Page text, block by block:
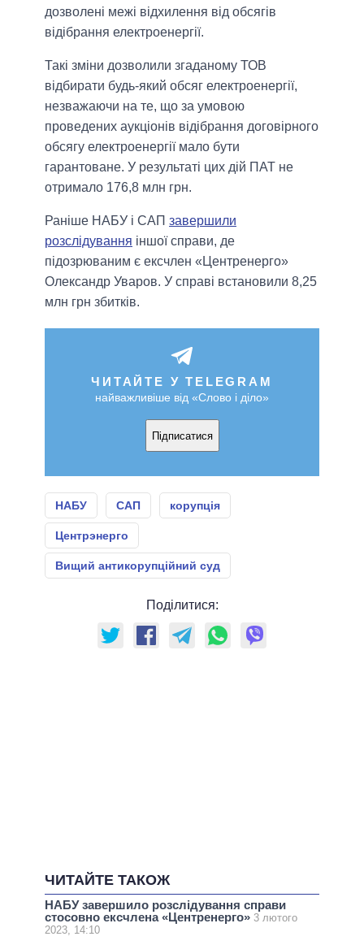
дозволені межі відхилення від обсягів
відібрання електроенергії.
Такі зміни дозволили згаданому ТОВ
відбирати будь-який обсяг електроенергії,
незважаючи на те, що за умовою
проведених аукціонів відібрання договірного
обсягу електроенергії мало бути
гарантоване. У результаті цих дій ПАТ не
отримало 176,8 млн грн.
Раніше НАБУ і САП завершили
розслідування іншої справи, де
підозрюваним є ексчлен «Центренерго»
Олександр Уваров. У справі встановили 8,25
млн грн збитків.
ЧИТАЙТЕ У TELEGRAM
найважливіше від «Слово і діло»
Підписатися
НАБУ САП корупція
Центрэнерго
Вищий антикорупційний суд
Поділитися:
ЧИТАЙТЕ ТАКОЖ
НАБУ завершило розслідування справи
стосовно ексчлена «Центренерго» 3 лютого
2023, 14:10